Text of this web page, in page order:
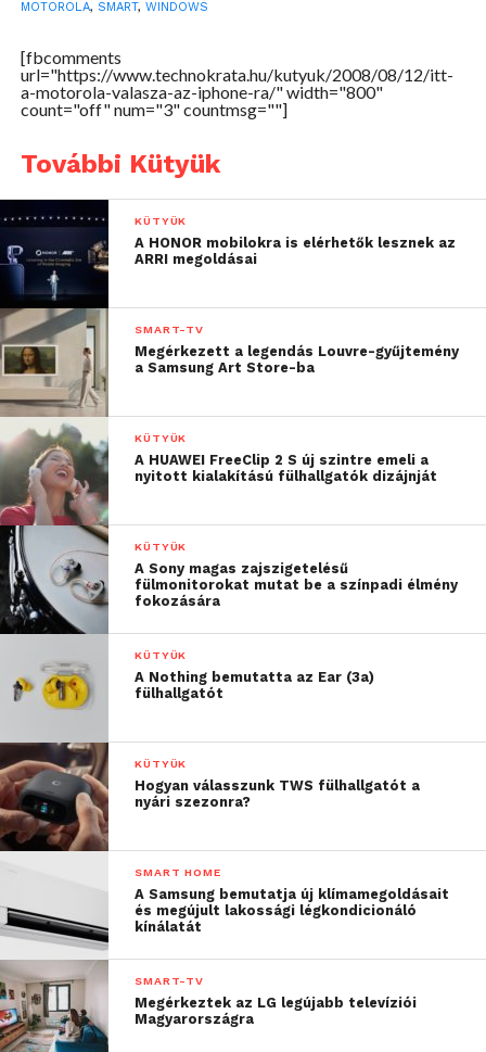
MOTOROLA, SMART, WINDOWS
[fbcomments
url="https://www.technokrata.hu/kutyuk/2008/08/12/itt-
a-motorola-valasza-az-iphone-ra/" width="800"
count="off" num="3" countmsg=""]
További Kütyük
KÜTYÜK
A HONOR mobilokra is elérhetők lesznek az
ARRI megoldásai
SMART-TV
Megérkezett a legendás Louvre-gyűjtemény
a Samsung Art Store-ba
KÜTYÜK
A HUAWEI FreeClip 2 S új szintre emeli a
nyitott kialakítású fülhallgatók dizájnját
KÜTYÜK
A Sony magas zajszigetelésű
fülmonitorokat mutat be a színpadi élmény
fokozására
KÜTYÜK
A Nothing bemutatta az Ear (3a)
fülhallgatót
KÜTYÜK
Hogyan válasszunk TWS fülhallgatót a
nyári szezonra?
SMART HOME
A Samsung bemutatja új klímamegoldásait
és megújult lakossági légkondicionáló
kínálatát
SMART-TV
Megérkeztek az LG legújabb televíziói
Magyarországra